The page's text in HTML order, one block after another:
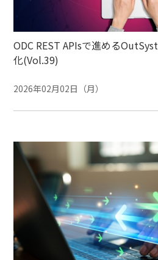
ODC REST APIsで進める
化(Vol.39)
2026年02月02日（月）